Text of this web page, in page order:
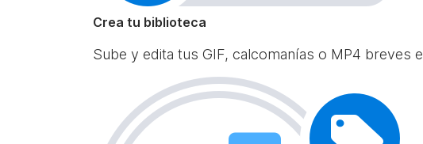
Crea tu biblioteca
Sube y edita tus GIF, calcomanías o MP4 breves